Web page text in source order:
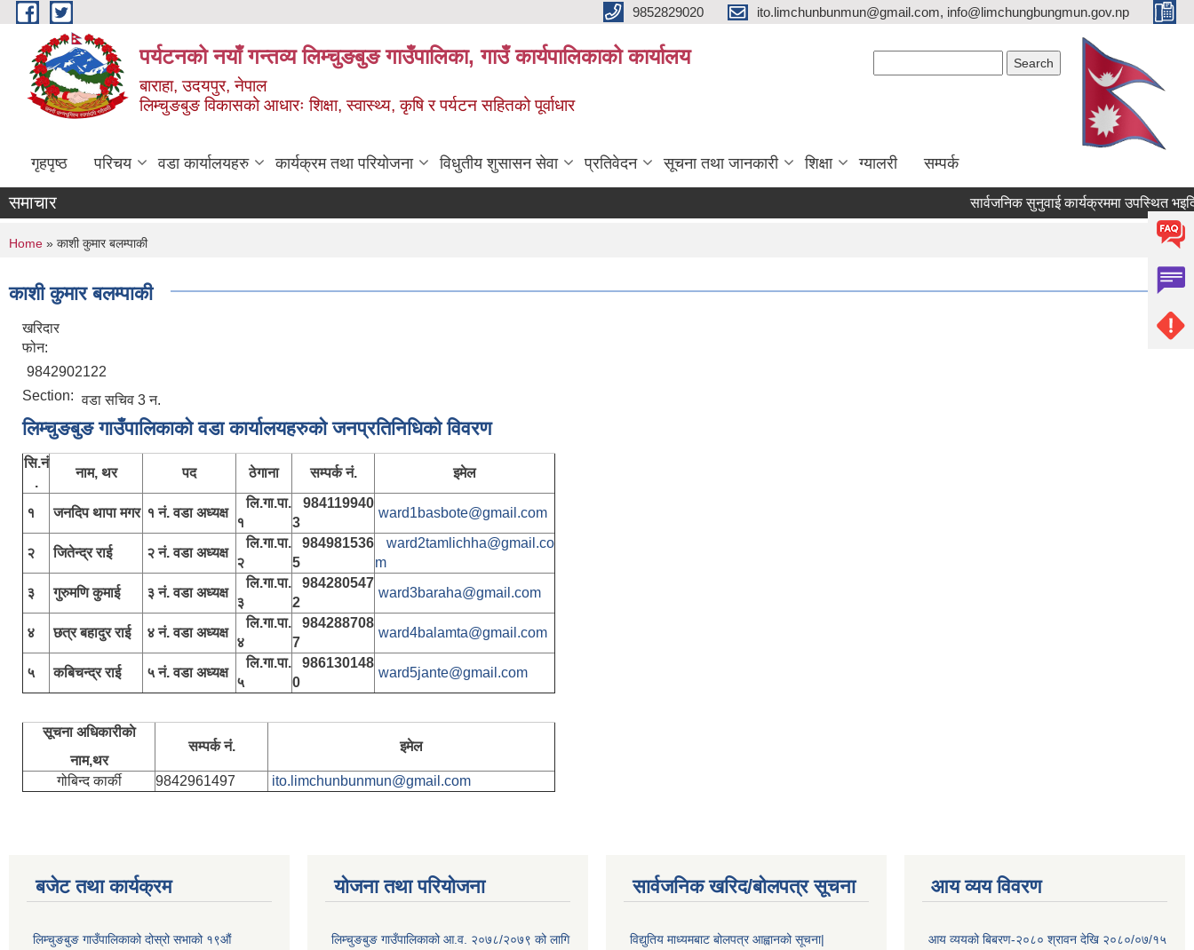
Skip to main content 9852829020 ito.limchunbunmun@gmail.com, info@limchungbungmun.gov.np
पर्यटनको नयाँ गन्तव्य लिम्चुङबुङ गाउँपालिका, गाउँ कार्यपालिकाको कार्यालय
बाराहा, उदयपुर, नेपाल
लिम्चुङबुङ विकासको आधारः शिक्षा, स्वास्थ्य, कृषि र पर्यटन सहितको पूर्वाधार
गृहपृष्ठ परिचय वडा कार्यालयहरु कार्यक्रम तथा परियोजना विधुतीय शुसासन सेवा प्रतिवेदन सूचना तथा जानकारी शिक्षा ग्यालरी सम्पर्क
समाचार सार्वजनिक सुनुवाई कार्यक्रममा उपस्थित भइदिने
You are here
Home » काशी कुमार बलम्पाकी
काशी कुमार बलम्पाकी
खरिदार
फोन:
9842902122
Section: वडा सचिव 3 न.
लिम्चुङबुङ गाउँपालिकाकाे वडा कार्यालयहरुकाे जनप्रतिनिधिकाे विवरण
सि.नं
.
नाम, थर पद ठेगाना सम्पर्क नं. इमेल
१ जनदिप थापा मगर १ नं. वडा अध्यक्ष
लि.गा.पा.
१
984119940
3
ward1basbote@gmail.com
२ जितेन्द्र राई २ नं. वडा अध्यक्ष
लि.गा.पा.
२
984981536
5
ward2tamlichha@gmail.co
m
३
गुरुमणि कुमाई ३ नं. वडा अध्यक्ष
लि.गा.पा.
३
984280547
2
ward3baraha@gmail.com
४ छत्र बहादुर राई ४ नं. वडा अध्यक्ष
लि.गा.पा.
४
984288708
7
ward4balamta@gmail.com
५ कबिचन्द्र राई ५ नं. वडा अध्यक्ष
लि.गा.पा.
५
986130148
0
ward5jante@gmail.com
सूचना अधिकारीकाे
नाम,थर
सम्पर्क नं. इमेल
गोबिन्द कार्की 9842961497 ito.limchunbunmun@gmail.com
बजेट तथा कार्यक्रम
लिम्चुङबुङ गाउँपालिकाको दोस्रो सभाको १९औं
योजना तथा परियोजना
लिम्चुङबुङ गाउँपालिकाको आ.व. २०७८/२०७९ को लागि
सार्वजनिक खरिद/बोलपत्र सूचना
विद्युतिय माध्यमबाट बोलपत्र आह्वानको सूचना|
आय व्यय विवरण
आय व्ययको बिबरण-२०८० श्रावन देखि २०८०/०७/१५